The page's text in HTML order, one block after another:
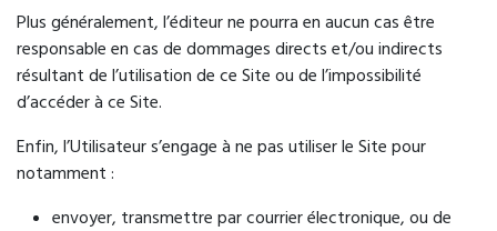
Plus généralement, l’éditeur ne pourra en aucun cas être
responsable en cas de dommages directs et/ou indirects
résultant de l’utilisation de ce Site ou de l’impossibilité
d’accéder à ce Site.
Enfin, l’Utilisateur s’engage à ne pas utiliser le Site pour
notamment :
envoyer, transmettre par courrier électronique, ou de